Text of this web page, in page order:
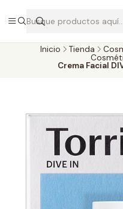
Envíos a
Inicio Tienda
Crema Facial